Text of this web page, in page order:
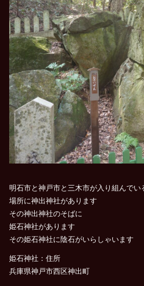
明石市と神戸市と三木市が入り組んでい
場所に神出神社があります
その神出神社のそばに
姫石神社があります
その姫石神社に陰石がいらしゃいます
姫石神社：住所
兵庫県神戸市西区神出町